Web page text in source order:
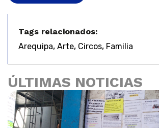
Tags relacionados:
Arequipa, Arte, Circos, Familia
ÚLTIMAS NOTICIAS